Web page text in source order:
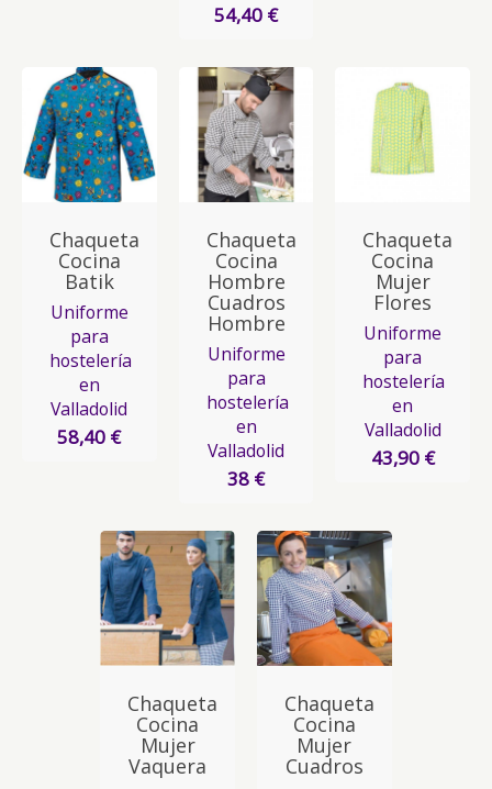
54,40 €
Chaqueta
Cocina
Batik
Uniforme
para
hostelería
en
Valladolid
58,40 €
Chaqueta
Cocina
Hombre
Cuadros
Hombre
Uniforme
para
hostelería
en
Valladolid
38 €
Chaqueta
Cocina
Mujer
Flores
Uniforme
para
hostelería
en
Valladolid
43,90 €
Chaqueta
Cocina
Mujer
Vaquera
Chaqueta
Cocina
Mujer
Cuadros